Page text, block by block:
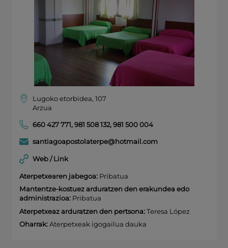
Lugoko etorbidea, 107
Arzua
660 427 771,981 508 132,981 500 004
santiagoapostolaterpe@hotmail.com
Web / Link
Aterpetxearen jabegoa:Pribatua
Mantentze-kostuez arduratzen den erakundea edo
administrazioa:Pribatua
Aterpetxeaz arduratzen den pertsona:Teresa López
Oharrak:Aterpetxeak igogailua dauka